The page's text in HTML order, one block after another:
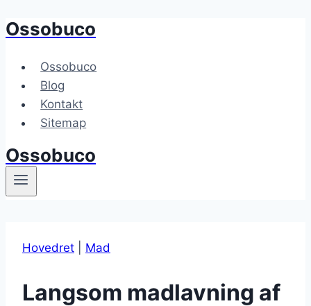
Fortsæt
indhold
Ossobuco
Ossobuco
Blog
Kontakt
Sitemap
Ossobuco
Hovedret Mad
Langsom madlavning af